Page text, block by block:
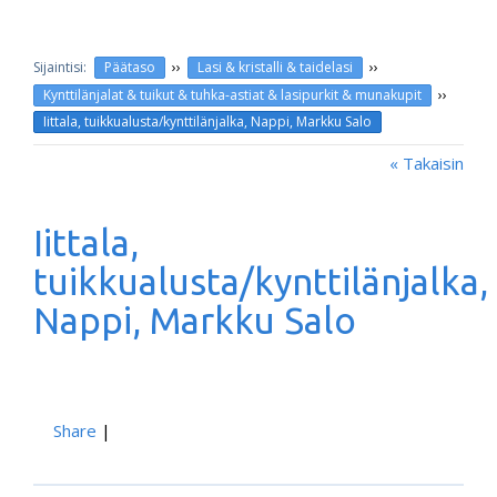
Päätaso ›› Lasi & kristalli & taidelasi ››
Kynttilänjalat & tuikut & tuhka-astiat & lasipurkit & munakupit ››
Iittala, tuikkualusta/kynttilänjalka, Nappi, Markku Salo
« Takaisin
Iittala,
tuikkualusta/kynttilänjalka,
Nappi, Markku Salo
Share |